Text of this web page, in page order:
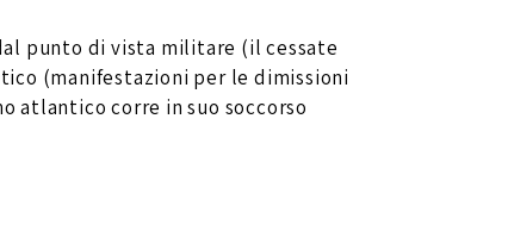
punto di vista militare (il cessate
(manifestazioni per le dimissioni
atlantico corre in suo soccorso